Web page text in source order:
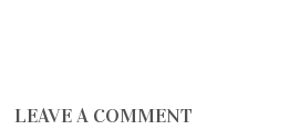
LEAVE A COMMENT